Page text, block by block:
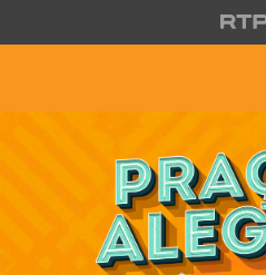
Saltar para o conteúdo principal